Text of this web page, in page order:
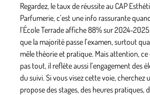
Regardez, le taux de réussite au CAP
Parfumerie, c’est une info rassurante
l’École Terrade affiche 88% sur 2024-
que la majorité passe l’examen, surtout
mêle théorie et pratique. Mais attention,
pas tout, il reflète aussi l’engagement des
du suivi. Si vous visez cette voie, cherchez
propose des stages, des heures pratiques,